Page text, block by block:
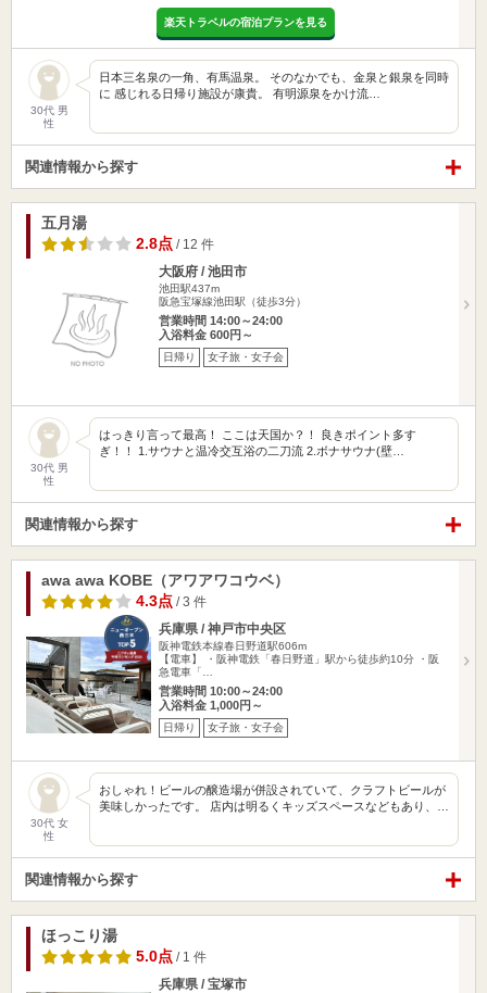
楽天トラベルの宿泊プランを見る
30代 男
性
日本三名泉の一角、有馬温泉。 そのなかでも、金泉と銀泉を同時
に 感じれる日帰り施設が康貴。 有明源泉をかけ流…
関連情報から探す
五月湯
2.8点 / 12 件
大阪府 / 池田市
池田駅437m
阪急宝塚線池田駅（徒歩3分）
営業時間 14:00～24:00
入浴料金 600円～
日帰り 女子旅・女子会
30代 男
性
はっきり言って最高！ ここは天国か？！ 良きポイント多す
ぎ！！ 1.サウナと温冷交互浴の二刀流 2.ボナサウナ(壁…
関連情報から探す
awa awa KOBE（アワアワコウベ）
4.3点 / 3 件
兵庫県 / 神戸市中央区
阪神電鉄本線春日野道駅606m
【電車】 ・阪神電鉄「春日野道」駅から徒歩約10分 ・阪
急電車「…
営業時間 10:00～24:00
入浴料金 1,000円～
日帰り 女子旅・女子会
30代 女
性
おしゃれ！ビールの醸造場が併設されていて、クラフトビールが
美味しかったです。 店内は明るくキッズスペースなどもあり、…
関連情報から探す
ほっこり湯
5.0点 / 1 件
兵庫県 / 宝塚市